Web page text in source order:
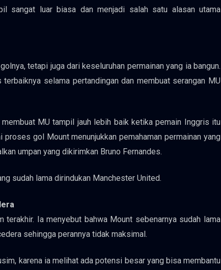
sangat luar biasa dan menjadi salah satu alasan utama
tetapi juga dari keseluruhan permainan yang ia bangun.
selama pertandingan dan membuat serangan MU
MU tampil jauh lebih baik ketika pemain Inggris itu
gol Mount menunjukkan pemahaman permainan yang
umpan yang dikirimkan Bruno Fernandes.
sudah lama dirindukan Manchester United.
Ia menyebut bahwa Mount sebenarnya sudah lama
sehingga perannya tidak maksimal.
karena ia melihat ada potensi besar yang bisa membantu